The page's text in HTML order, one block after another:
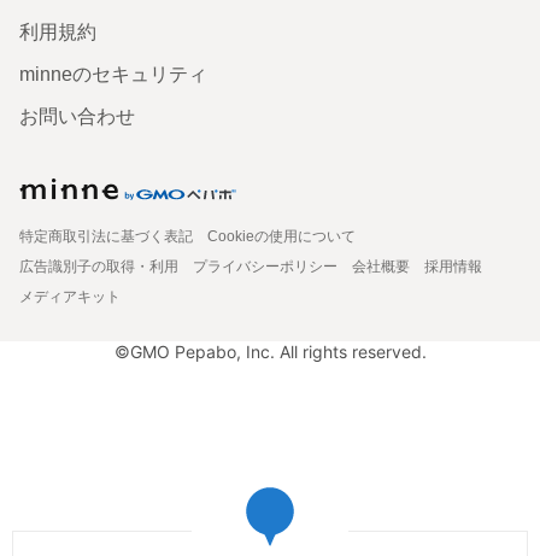
利用規約
minneのセキュリティ
お問い合わせ
特定商取引法に基づく表記
Cookieの使用について
広告識別子の取得・利用
プライバシーポリシー 会社概要
採用情報
メディアキット
©GMO Pepabo, Inc. All rights reserved.